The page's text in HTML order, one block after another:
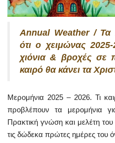
Annual Weather / Τα
ότι ο χειμώνας
χιόνια & βροχές σε
καιρό θα κάνει τα
Μερομήνια 2025 – 2026. Τι
προβλέπουν τα μερομήνια
Πρακτική γνώση και μελέτη
τις δώδεκα πρώτες ημέρες του